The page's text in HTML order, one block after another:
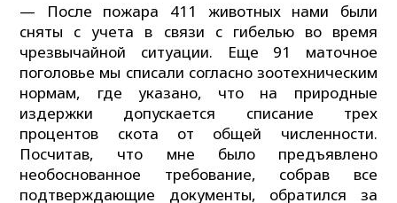
— После пожара 411 животных нами были
сняты с учета в связи с гибелью во время
чрезвычайной ситуации. Еще 91 маточное
поголовье мы списали согласно зоотехническим
нормам, где указано, что на природные
издержки допускается списание трех
процентов скота от общей численности.
Посчитав, что мне было предъявлено
необоснованное требование, собрав все
подтверждающие документы, обратился за